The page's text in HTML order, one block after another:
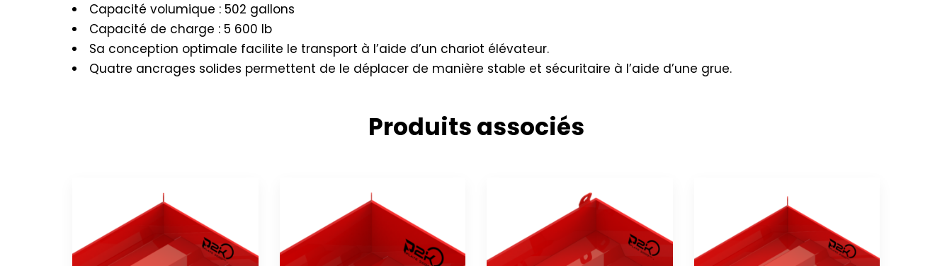
Capacité volumique : 502 gallons
Capacité de charge : 5 600 lb
Sa conception optimale facilite le transport à l’aide d’un chariot élévateur.
Quatre ancrages solides permettent de le déplacer de manière stable et sécuritaire à l’aide d’une grue.
Produits associés